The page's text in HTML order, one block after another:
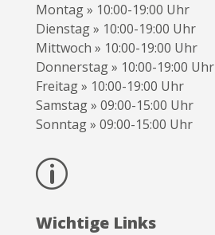
Montag » 10:00-19:00 Uhr
Dienstag » 10:00-19:00 Uhr
Mittwoch » 10:00-19:00 Uhr
Donnerstag » 10:00-19:00 Uhr
Freitag » 10:00-19:00 Uhr
Samstag » 09:00-15:00 Uhr
Sonntag » 09:00-15:00 Uhr
p
Wichtige Links